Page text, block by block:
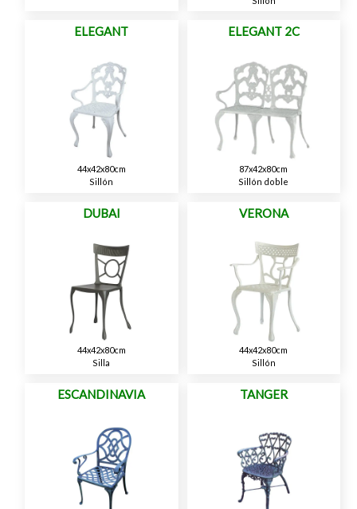
ELEGANT
44x42x80cm
Sillón
ELEGANT 2C
87x42x80cm
Sillón doble
DUBAI
44x42x80cm
Silla
VERONA
44x42x80cm
Sillón
ESCANDINAVIA TANGER